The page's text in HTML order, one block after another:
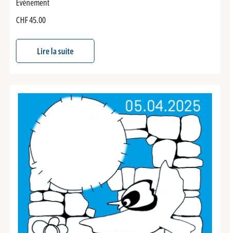
Événement
CHF45.00
Lire la suite